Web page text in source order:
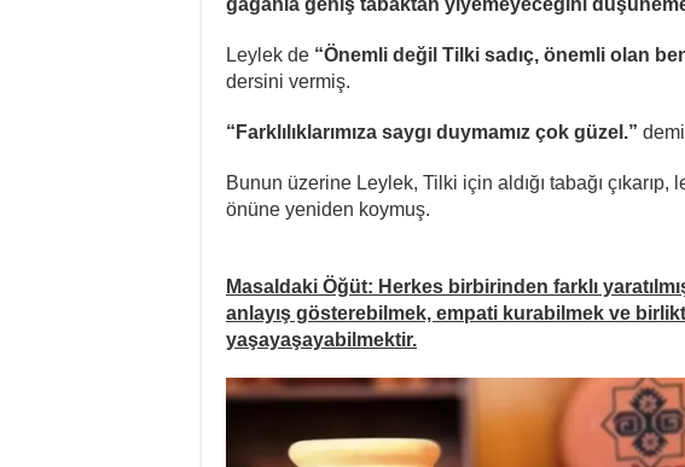
Leylek de “Önemli değil Tilki sadıç, önemli olan
dersini vermiş.
“Farklılıklarımıza saygı duymamız çok güzel.”
Bunun üzerine Leylek, Tilki için aldığı tabağı
önüne yeniden koymuş.
Masaldaki Öğüt: Herkes birbirinden farklı
anlayış gösterebilmek, empati kurabilmek ve
yaşayaşayabilmektir.